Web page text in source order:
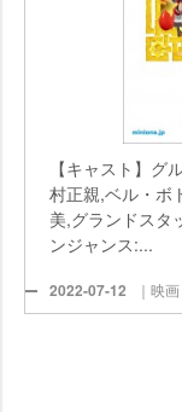
【キャスト】グ
村正親,ベル・ボ
美,グランドスタ
ンジャンス:...
2022-07-12 ｜映画